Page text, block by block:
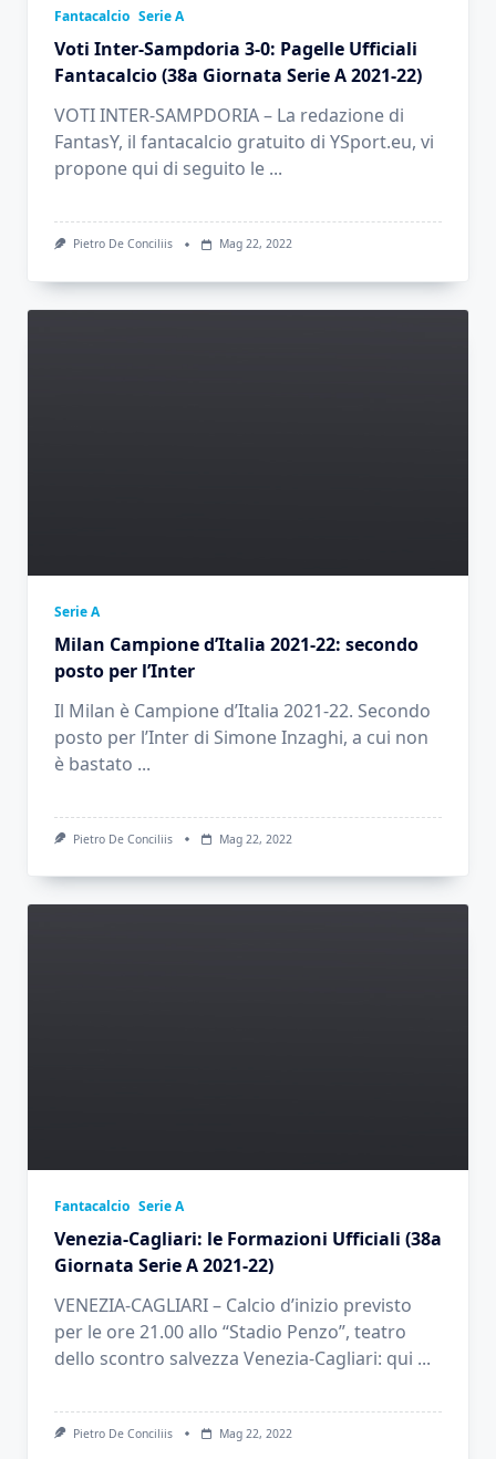
Fantacalcio Serie A
Voti Inter-Sampdoria 3-0: Pagelle Ufficiali
Fantacalcio (38a Giornata Serie A 2021-22)
VOTI INTER-SAMPDORIA – La redazione di
FantasY, il fantacalcio gratuito di YSport.eu, vi
propone qui di seguito le ...
Pietro De Conciliis Mag 22, 2022
Serie A
Milan Campione d’Italia 2021-22: secondo
posto per l’Inter
Il Milan è Campione d’Italia 2021-22. Secondo
posto per l’Inter di Simone Inzaghi, a cui non
è bastato ...
Pietro De Conciliis Mag 22, 2022
Fantacalcio Serie A
Venezia-Cagliari: le Formazioni Ufficiali (38a
Giornata Serie A 2021-22)
VENEZIA-CAGLIARI – Calcio d’inizio previsto
per le ore 21.00 allo “Stadio Penzo”, teatro
dello scontro salvezza Venezia-Cagliari: qui ...
Pietro De Conciliis Mag 22, 2022